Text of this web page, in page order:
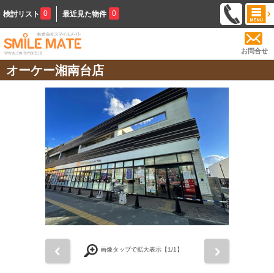
検討リスト 0 最近見た物件 0
お問合せ
オーケー湘南台店
画像タップで拡大表示【1/1】